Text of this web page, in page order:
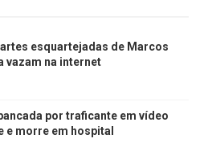
esquartejadas de Marcos
vazam na internet
por traficante em vídeo
e morre em hospital